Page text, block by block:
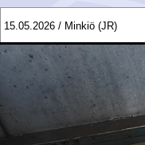
15.05.2026 / Minkiö (JR)